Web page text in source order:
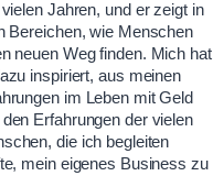
Jahren, und er zeigt in
Bereichen, wie Menschen
neuen Weg finden. Mich hat
inspiriert, aus meinen
im Leben mit Geld
den Erfahrungen der vielen
die ich begleiten
mein eigenes Business zu